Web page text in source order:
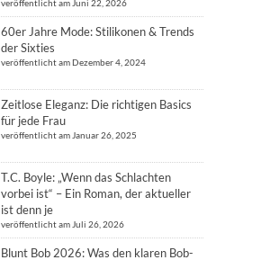
veröffentlicht am Juni 22, 2026
60er Jahre Mode: Stilikonen & Trends
der Sixties
veröffentlicht am Dezember 4, 2024
Zeitlose Eleganz: Die richtigen Basics
für jede Frau
veröffentlicht am Januar 26, 2025
T.C. Boyle: „Wenn das Schlachten
vorbei ist“ – Ein Roman, der aktueller
ist denn je
veröffentlicht am Juli 26, 2026
Blunt Bob 2026: Was den klaren Bob-